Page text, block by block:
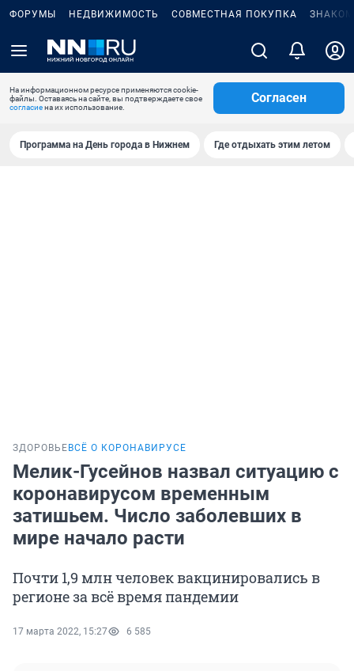
ФОРУМЫ НЕДВИЖИМОСТЬ СОВМЕСТНАЯ ПОКУПКА
На информационном ресурсе применяются cookie-
файлы. Оставаясь на сайте, вы подтверждаете свое
согласиена их использование.
Согласен
Программа на День города в Нижнем Где отдыхать этим летом
ЗДОРОВЬЕ ВСЁ О КОРОНАВИРУСЕ
Мелик-Гусейнов назвал ситуацию с
коронавирусом временным
затишьем. Число заболевших в
мире начало расти
Почти 1,9 млн человек вакцинировались в
регионе за всё время пандемии
17 марта 2022, 15:27 6 585